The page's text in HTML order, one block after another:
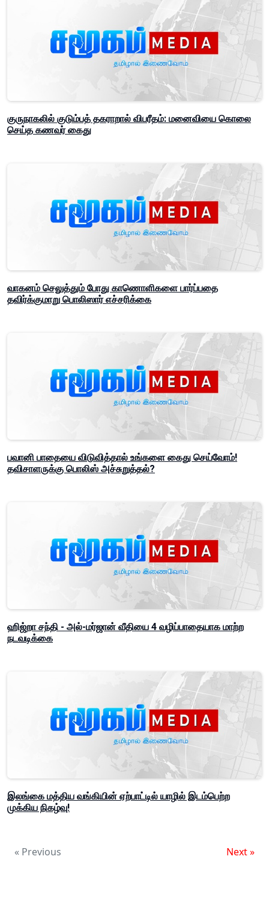
குருநாகலில் குடும்பத் தகராறால் விபரீதம்: மனைவியை கொலை
செய்த கணவர் கைது
வாகனம் செலுத்தும் போது காணொளிகளை பார்ப்பதை
தவிர்க்குமாறு பொலிஸார் எச்சரிக்கை
பவானி பாதையை விடுவித்தால் உங்களை கைது செய்வோம்!
தவிசாளருக்கு பொலிஸ் அச்சுறுத்தல்?
ஹிஜ்றா சந்தி - அல்-மர்ஜான் வீதியை 4 வழிப்பாதையாக மாற்ற
நடவடிக்கை
இலங்கை மத்திய வங்கியின் ஏற்பாட்டில் யாழில் இடம்பெற்ற
முக்கிய நிகழ்வு!
« Previous Next »